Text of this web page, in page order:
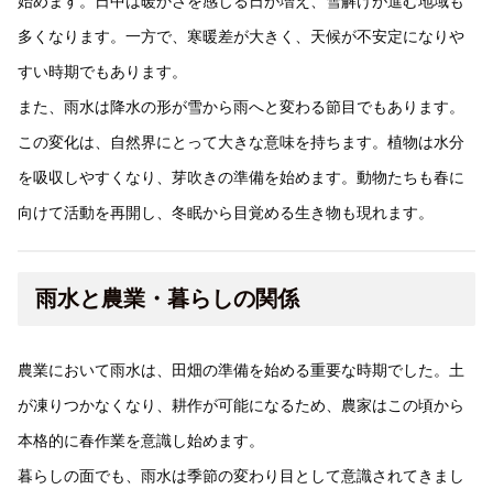
多くなります。一方で、寒暖差が大きく、天候が不安定になりや
すい時期でもあります。
また、雨水は降水の形が雪から雨へと変わる節目でもあります。
この変化は、自然界にとって大きな意味を持ちます。植物は水分
を吸収しやすくなり、芽吹きの準備を始めます。動物たちも春に
向けて活動を再開し、冬眠から目覚める生き物も現れます。
雨水と農業・暮らしの関係
農業において雨水は、田畑の準備を始める重要な時期でした。土
が凍りつかなくなり、耕作が可能になるため、農家はこの頃から
本格的に春作業を意識し始めます。
暮らしの面でも、雨水は季節の変わり目として意識されてきまし